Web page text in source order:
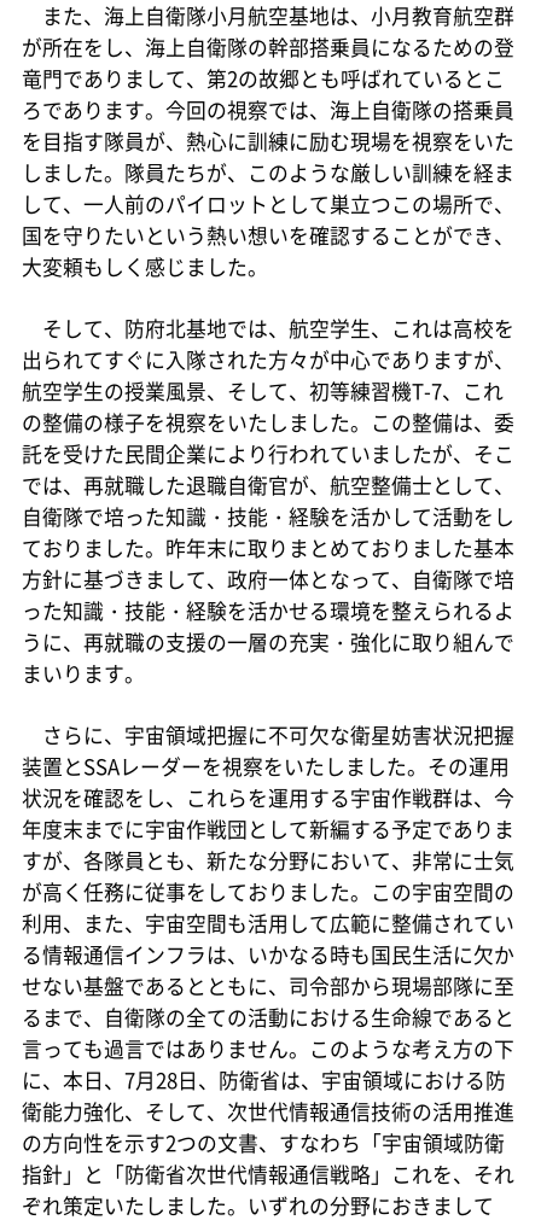
また、海上自衛隊小月航空基地は、小月教育航空群
が所在をし、海上自衛隊の幹部搭乗員になるための登
竜門でありまして、第2の故郷とも呼ばれているとこ
ろであります。今回の視察では、海上自衛隊の搭乗員
を目指す隊員が、熱心に訓練に励む現場を視察をいた
しました。隊員たちが、このような厳しい訓練を経ま
して、一人前のパイロットとして巣立つこの場所で、
国を守りたいという熱い想いを確認することができ、
大変頼もしく感じました。
そして、防府北基地では、航空学生、これは高校を
出られてすぐに入隊された方々が中心でありますが、
航空学生の授業風景、そして、初等練習機T-7、これ
の整備の様子を視察をいたしました。この整備は、委
託を受けた民間企業により行われていましたが、そこ
では、再就職した退職自衛官が、航空整備士として、
自衛隊で培った知識・技能・経験を活かして活動をし
ておりました。昨年末に取りまとめておりました基本
方針に基づきまして、政府一体となって、自衛隊で培
った知識・技能・経験を活かせる環境を整えられるよ
うに、再就職の支援の一層の充実・強化に取り組んで
まいります。
さらに、宇宙領域把握に不可欠な衛星妨害状況把握
装置とSSAレーダーを視察をいたしました。その運用
状況を確認をし、これらを運用する宇宙作戦群は、今
年度末までに宇宙作戦団として新編する予定でありま
すが、各隊員とも、新たな分野において、非常に士気
が高く任務に従事をしておりました。この宇宙空間の
利用、また、宇宙空間も活用して広範に整備されてい
る情報通信インフラは、いかなる時も国民生活に欠か
せない基盤であるとともに、司令部から現場部隊に至
るまで、自衛隊の全ての活動における生命線であると
言っても過言ではありません。このような考え方の下
に、本日、7月28日、防衛省は、宇宙領域における防
衛能力強化、そして、次世代情報通信技術の活用推進
の方向性を示す2つの文書、すなわち「宇宙領域防衛
指針」と「防衛省次世代情報通信戦略」これを、それ
ぞれ策定いたしました。いずれの分野におきまして